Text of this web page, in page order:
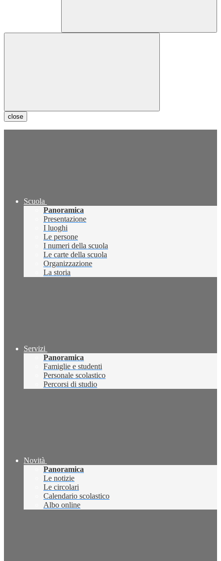
close
Scuola
Panoramica
Presentazione
I luoghi
Le persone
I numeri della scuola
Le carte della scuola
Organizzazione
La storia
Servizi
Panoramica
Famiglie e studenti
Personale scolastico
Percorsi di studio
Novità
Panoramica
Le notizie
Le circolari
Calendario scolastico
Albo online